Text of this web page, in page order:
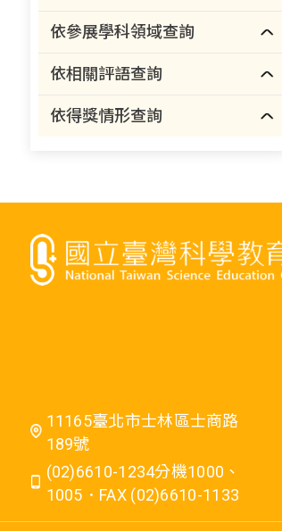
依參展學科領域查詢
依相關評語查詢
依得獎情形查詢
11165臺北市士林區士商路
189號
(02)6610-1234分機1000、
1005．FAX (02)6610-1133